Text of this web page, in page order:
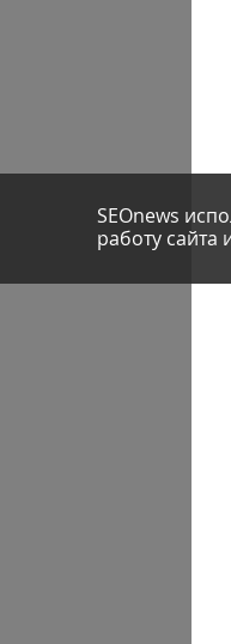
SEOnews
работу сайта